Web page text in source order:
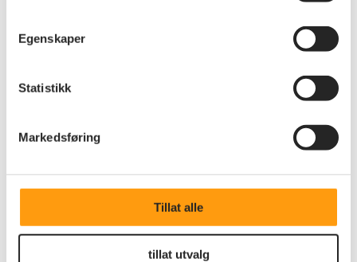
Egenskaper
Statistikk
Markedsføring
Tillat alle
tillat utvalg
Pensjonistforening.
Rolløya Pensjonistforening feiret sine 50 år som
Kommune 19 juni 2026